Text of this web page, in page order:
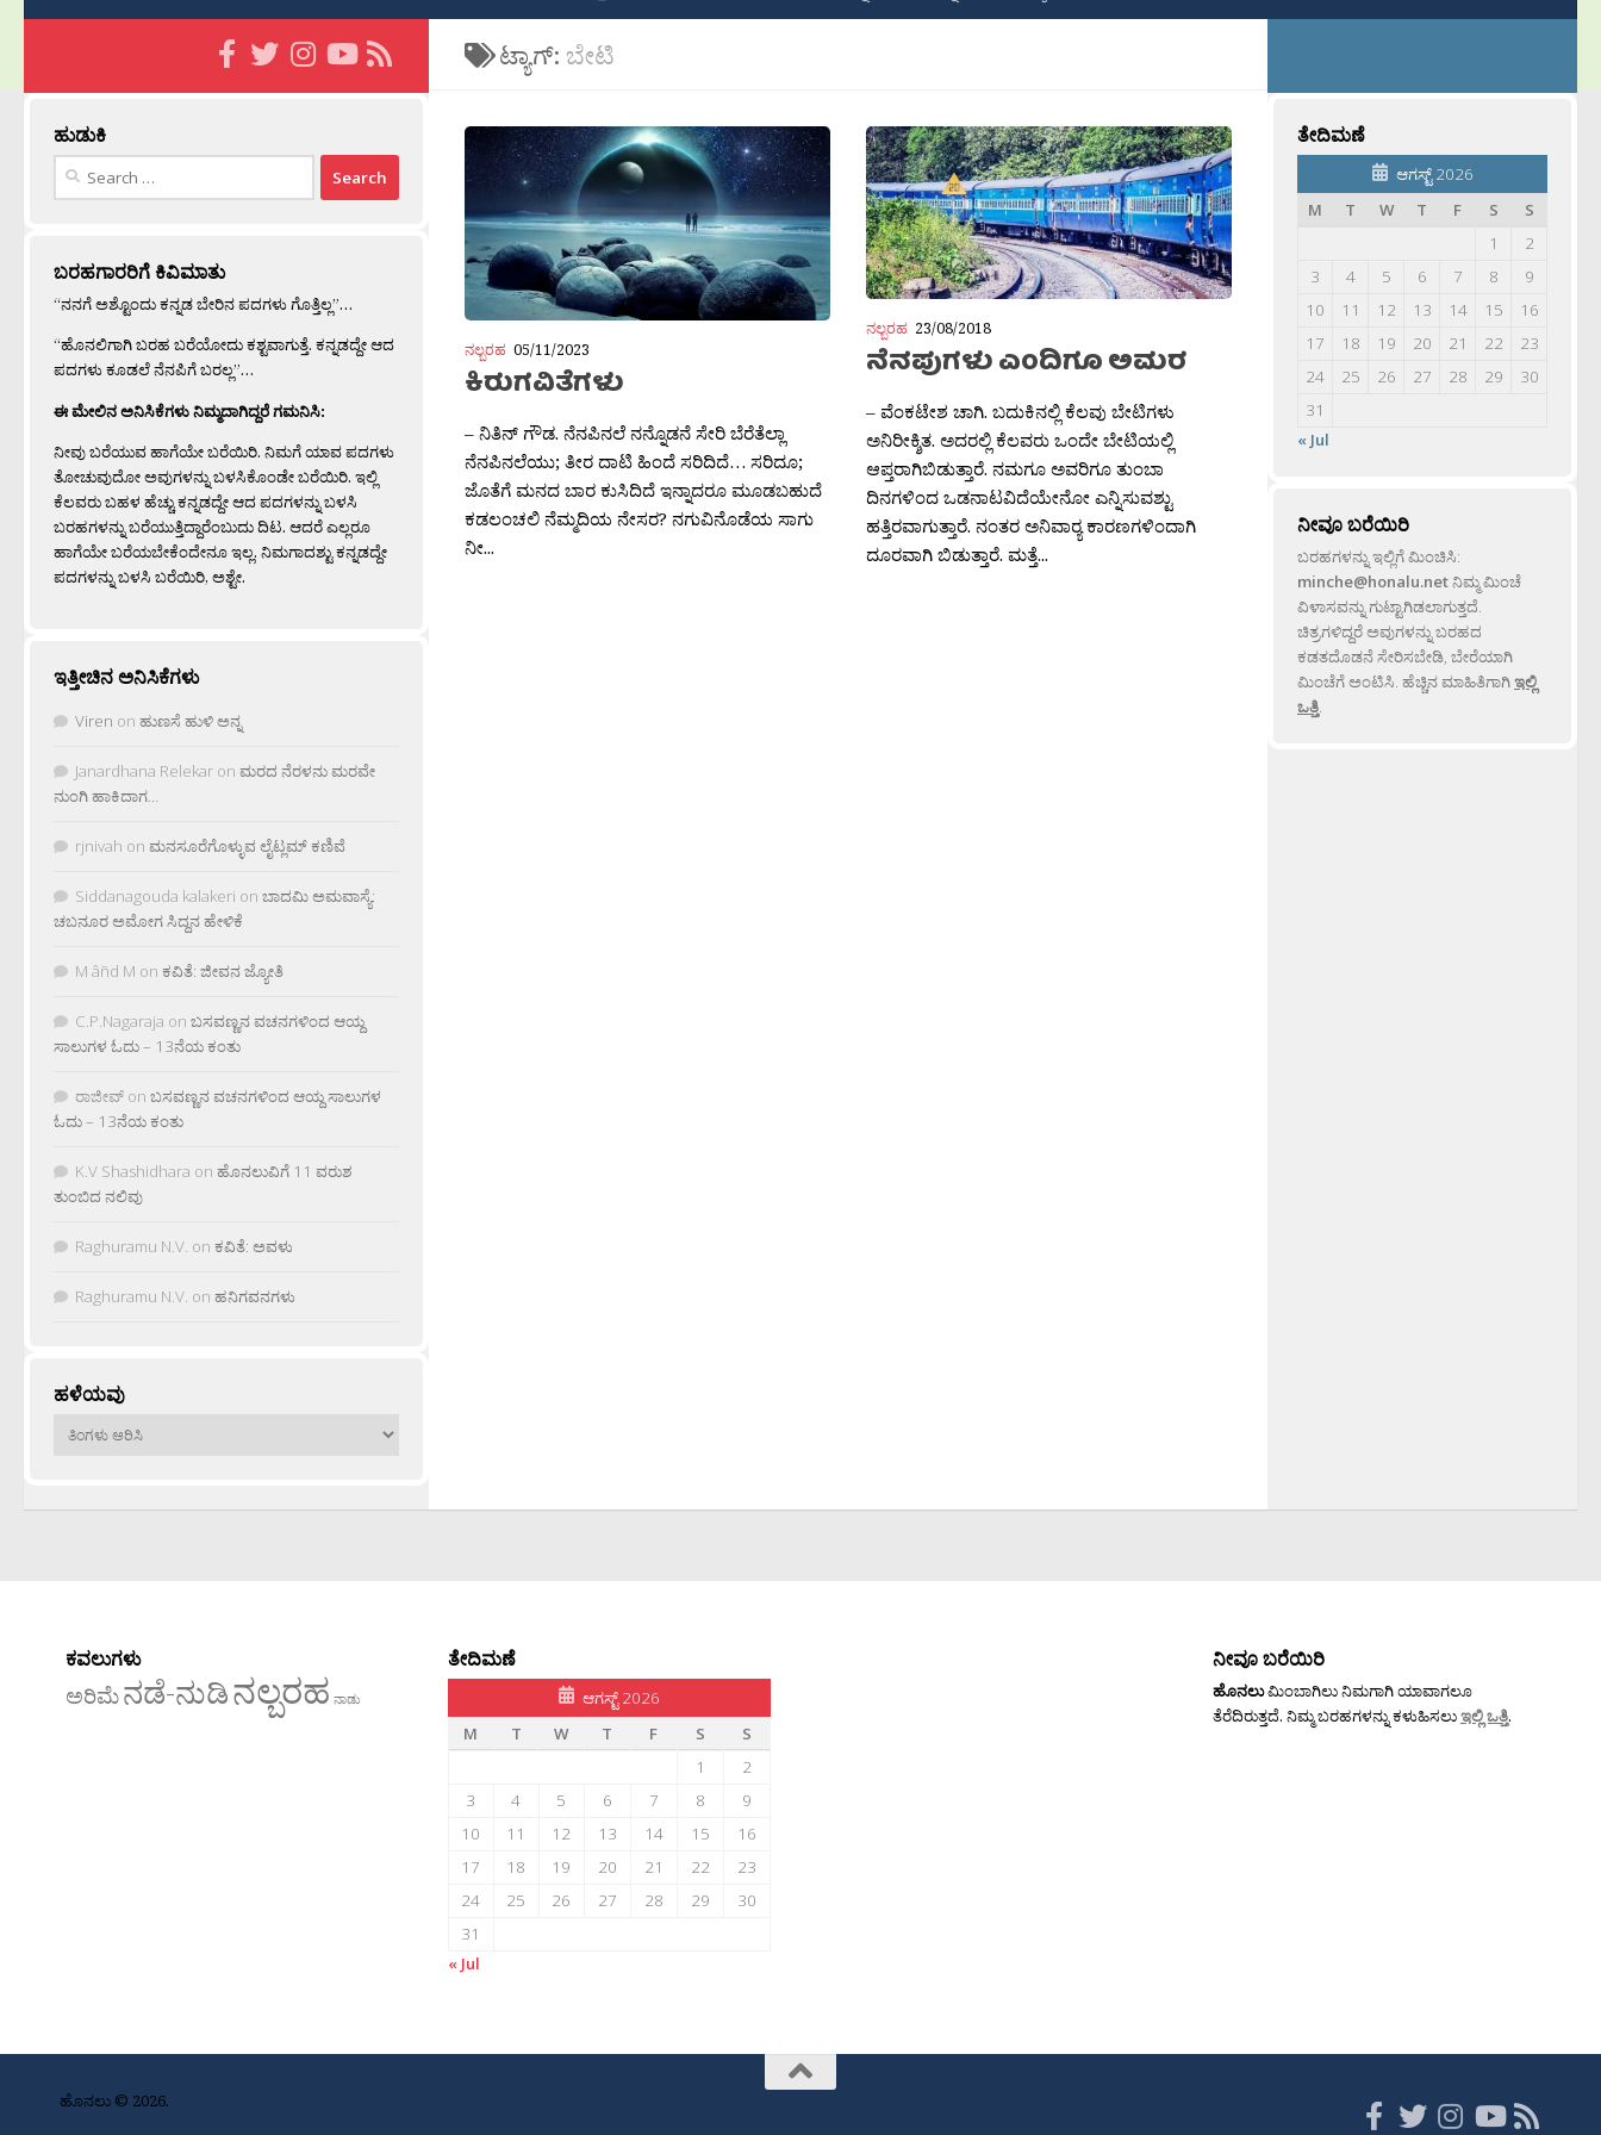
ಟ್ಯಾಗ್: ಬೇಟಿ
ನಲ್ಬರಹ 05/11/2023
ಕಿರುಗವಿತೆಗಳು
– ನಿತಿನ್ ಗೌಡ. ನೆನಪಿನಲೆ ನನ್ನೊಡನೆ ಸೇರಿ ಬೆರೆತೆಲ್ಲಾ
ನೆನಪಿನಲೆಯು; ತೀರ ದಾಟಿ ಹಿಂದೆ ಸರಿದಿದೆ… ಸರಿದೂ;
ಜೊತೆಗೆ ಮನದ ಬಾರ ಕುಸಿದಿದೆ ಇನ್ನಾದರೂ ಮೂಡಬಹುದೆ
ಕಡಲಂಚಲಿ ನೆಮ್ಮದಿಯ ನೇಸರ? ನಗುವಿನೊಡೆಯ ಸಾಗು
ನೀ...
ನಲ್ಬರಹ 23/08/2018
ನೆನಪುಗಳು ಎಂದಿಗೂ ಅಮರ
– ವೆಂಕಟೇಶ ಚಾಗಿ. ಬದುಕಿನಲ್ಲಿ ಕೆಲವು ಬೇಟಿಗಳು
ಅನಿರೀಕ್ಶಿತ. ಅದರಲ್ಲಿ ಕೆಲವರು ಒಂದೇ ಬೇಟಿಯಲ್ಲಿ
ಆಪ್ತರಾಗಿಬಿಡುತ್ತಾರೆ. ನಮಗೂ ಅವರಿಗೂ ತುಂಬಾ
ದಿನಗಳಿಂದ ಒಡನಾಟವಿದೆಯೇನೋ ಎನ್ನಿಸುವಶ್ಟು
ಹತ್ತಿರವಾಗುತ್ತಾರೆ. ನಂತರ ಅನಿವಾರ‍್ಯ ಕಾರಣಗಳಿಂದಾಗಿ
ದೂರವಾಗಿ ಬಿಡುತ್ತಾರೆ. ಮತ್ತೆ...
ಹುಡುಕಿ
Search
ಬರಹಗಾರರಿಗೆ ಕಿವಿಮಾತು
“ನನಗೆ ಅಶ್ಟೊಂದು ಕನ್ನಡ ಬೇರಿನ ಪದಗಳು ಗೊತ್ತಿಲ್ಲ”…
“ಹೊನಲಿಗಾಗಿ ಬರಹ ಬರೆಯೋದು ಕಶ್ಟವಾಗುತ್ತೆ. ಕನ್ನಡದ್ದೇ ಆದ
ಪದಗಳು ಕೂಡಲೆ ನೆನಪಿಗೆ ಬರಲ್ಲ”…
ಈ ಮೇಲಿನ ಅನಿಸಿಕೆಗಳು ನಿಮ್ಮದಾಗಿದ್ದರೆ ಗಮನಿಸಿ:
ನೀವು ಬರೆಯುವ ಹಾಗೆಯೇ ಬರೆಯಿರಿ. ನಿಮಗೆ ಯಾವ ಪದಗಳು
ತೋಚುವುದೋ ಅವುಗಳನ್ನು ಬಳಸಿಕೊಂಡೇ ಬರೆಯಿರಿ. ಇಲ್ಲಿ
ಕೆಲವರು ಬಹಳ ಹೆಚ್ಚು ಕನ್ನಡದ್ದೇ ಆದ ಪದಗಳನ್ನು ಬಳಸಿ
ಬರಹಗಳನ್ನು ಬರೆಯುತ್ತಿದ್ದಾರೆಂಬುದು ದಿಟ. ಆದರೆ ಎಲ್ಲರೂ
ಹಾಗೆಯೇ ಬರೆಯಬೇಕೆಂದೇನೂ ಇಲ್ಲ. ನಿಮಗಾದಶ್ಟು ಕನ್ನಡದ್ದೇ
ಪದಗಳನ್ನು ಬಳಸಿ ಬರೆಯಿರಿ, ಅಶ್ಟೇ.
ಇತ್ತೀಚಿನ ಅನಿಸಿಕೆಗಳು
Viren on ಹುಣಸೆ ಹುಳಿ ಅನ್ನ
Janardhana Relekar on ಮರದ ನೆರಳನು ಮರವೇ
ನುಂಗಿ ಹಾಕಿದಾಗ…
rjnivah on ಮನಸೂರೆಗೊಳ್ಳುವ ಲೈಟ್ಲಮ್ ಕಣಿವೆ
Siddanagouda kalakeri on ಬಾದಮಿ ಅಮವಾಸ್ಯೆ:
ಚಬನೂರ ಅಮೋಗ ಸಿದ್ದನ ಹೇಳಿಕೆ
M âñd M on ಕವಿತೆ: ಜೀವನ ಜ್ಯೋತಿ
C.P.Nagaraja on ಬಸವಣ್ಣನ ವಚನಗಳಿಂದ ಆಯ್ದ
ಸಾಲುಗಳ ಓದು – 13ನೆಯ ಕಂತು
ರಾಜೀವ್ on ಬಸವಣ್ಣನ ವಚನಗಳಿಂದ ಆಯ್ದ ಸಾಲುಗಳ
ಓದು – 13ನೆಯ ಕಂತು
K.V Shashidhara on ಹೊನಲುವಿಗೆ 11 ವರುಶ
ತುಂಬಿದ ನಲಿವು
Raghuramu N.V. on ಕವಿತೆ: ಅವಳು
Raghuramu N.V. on ಹನಿಗವನಗಳು
ಹಳೆಯವು
ಹಳೆಯವು
ತೇದಿಮಣೆ
ಆಗಸ್ಟ್ 2026
M
T W T F S
S
1
2
3
4 5 6 7 8
9
10
11 12 13 14 15
16
17
18 19 20 21 22
23
24
25 26 27 28 29
30
31
« Jul
ನೀವೂ ಬರೆಯಿರಿ
ಬರಹಗಳನ್ನು ಇಲ್ಲಿಗೆ ಮಿಂಚಿಸಿ:
minche@honalu.netನಿಮ್ಮ ಮಿಂಚೆ
ವಿಳಾಸವನ್ನು ಗುಟ್ಟಾಗಿಡಲಾಗುತ್ತದೆ.
ಚಿತ್ರಗಳಿದ್ದರೆ ಅವುಗಳನ್ನು ಬರಹದ
ಕಡತದೊಡನೆ ಸೇರಿಸಬೇಡಿ, ಬೇರೆಯಾಗಿ
ಮಿಂಚೆಗೆ ಅಂಟಿಸಿ. ಹೆಚ್ಚಿನ ಮಾಹಿತಿಗಾಗಿಇಲ್ಲಿ
ಒತ್ತಿ.
ಕವಲುಗಳು
ಅರಿಮೆನಡೆ-ನುಡಿನಲ್ಬರಹ ನಾಡು
ತೇದಿಮಣೆ
ಆಗಸ್ಟ್ 2026
M
T W T F S
S
1
2
3
4 5 6 7 8
9
10
11 12 13 14 15
16
17
18 19 20 21 22
23
24
25 26 27 28 29
30
31
« Jul
ನೀವೂ ಬರೆಯಿರಿ
ಹೊನಲುಮಿಂಬಾಗಿಲು ನಿಮಗಾಗಿ ಯಾವಾಗಲೂ
ತೆರೆದಿರುತ್ತದೆ. ನಿಮ್ಮ ಬರಹಗಳನ್ನು ಕಳುಹಿಸಲುಇಲ್ಲಿ ಒತ್ತಿ.
ಹೊನಲು © 2026.